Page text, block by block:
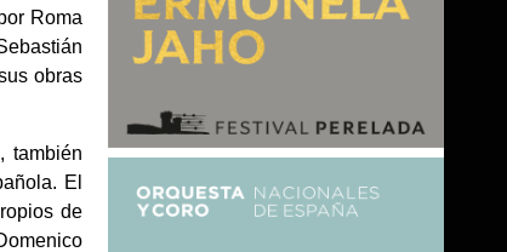
Roma
obras
también
El
de